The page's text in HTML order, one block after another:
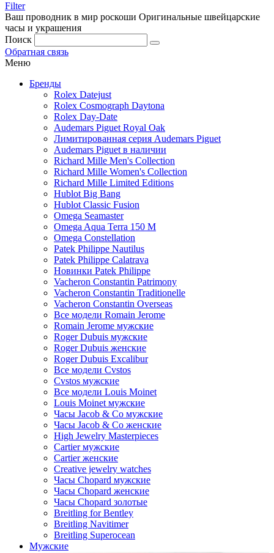
Filter
Ваш проводник в мир роскоши Оригинальные швейцарские
часы и украшения
Поиск
Обратная связь
Меню
Бренды
Rolex Datejust
Rolex Cosmograph Daytona
Rolex Day-Date
Audemars Piguet Royal Oak
Лимитированная серия Audemars Piguet
Audemars Piguet в наличии
Richard Mille Men's Collection
Richard Mille Women's Collection
Richard Mille Limited Editions
Hublot Big Bang
Hublot Classic Fusion
Omega Seamaster
Omega Aqua Terra 150 M
Omega Constellation
Patek Philippe Nautilus
Patek Philippe Calatrava
Новинки Patek Philippe
Vacheron Constantin Patrimony
Vacheron Constantin Traditionelle
Vacheron Constantin Overseas
Все модели Romain Jerome
Romain Jerome мужские
Roger Dubuis мужские
Roger Dubuis женские
Roger Dubuis Excalibur
Все модели Cvstos
Cvstos мужские
Все модели Louis Moinet
Louis Moinet мужские
Часы Jacob & Co мужские
Часы Jacob & Co женские
High Jewelry Masterpieces
Cartier мужские
Cartier женские
Creative jewelry watches
Часы Chopard мужские
Часы Сhopard женские
Часы Сhopard золотые
Breitling for Bentley
Breitling Navitimer
Breitling Superocean
Мужские